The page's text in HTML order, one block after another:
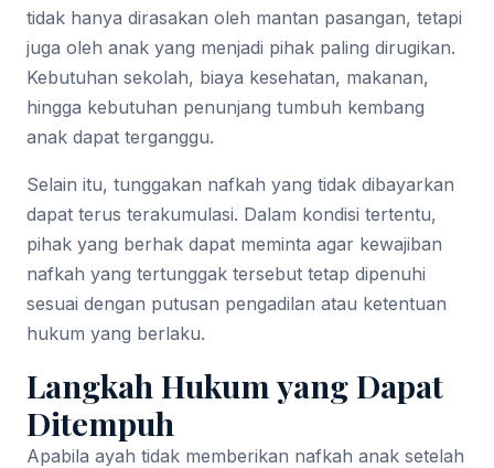
tidak hanya dirasakan oleh mantan pasangan, tetapi
juga oleh anak yang menjadi pihak paling dirugikan.
Kebutuhan sekolah, biaya kesehatan, makanan,
hingga kebutuhan penunjang tumbuh kembang
anak dapat terganggu.
Selain itu, tunggakan nafkah yang tidak dibayarkan
dapat terus terakumulasi. Dalam kondisi tertentu,
pihak yang berhak dapat meminta agar kewajiban
nafkah yang tertunggak tersebut tetap dipenuhi
sesuai dengan putusan pengadilan atau ketentuan
hukum yang berlaku.
Langkah Hukum yang Dapat
Ditempuh
Apabila ayah tidak memberikan nafkah anak setelah